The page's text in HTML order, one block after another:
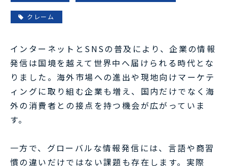
クレーム
インターネットとSNSの普及により、企業の情報
発信は国境を越えて世界中へ届けられる時代とな
りました。海外市場への進出や現地向けマーケテ
ィングに取り組む企業も増え、国内だけでなく海
外の消費者との接点を持つ機会が広がっていま
す。
一方で、グローバルな情報発信には、言語や商習
慣の違いだけではない課題も存在します。実際